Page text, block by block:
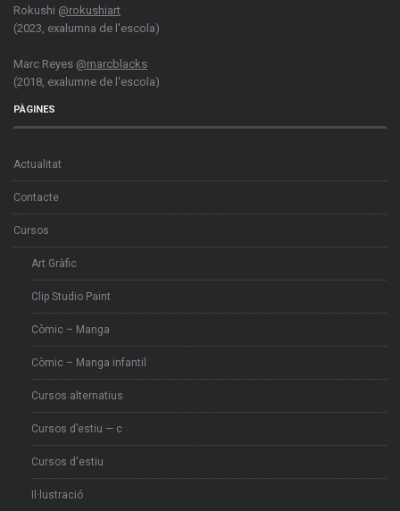
Rokushi @rokushiart
(2023, exalumna de l'escola)
Marc Reyes @marcblacks
(2018, exalumne de l'escola)
PÀGINES
Actualitat
Contacte
Cursos
Art Gràfic
Clip Studio Paint
Còmic – Manga
Còmic – Manga infantil
Cursos alternatius
Cursos d’estiu — c
Cursos d'estiu
Il·lustració